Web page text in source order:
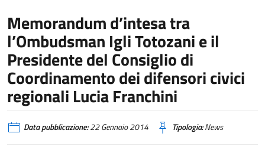
Memorandum d’intesa tra
l’Ombudsman Igli Totozani e il
Presidente del Consiglio di
Coordinamento dei difensori civici
regionali Lucia Franchini
Data pubblicazione:22 Gennaio 2014 Tipologia:News